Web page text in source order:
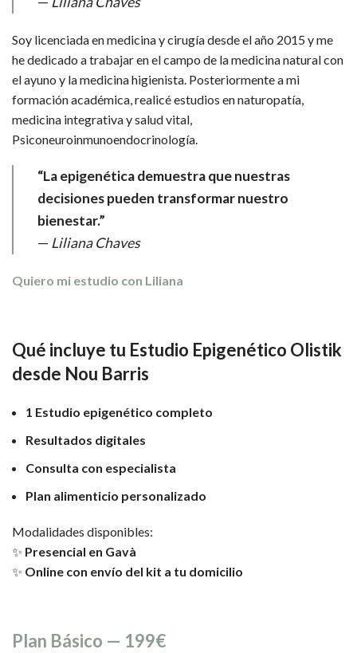
Soy licenciada en medicina y cirugía desde el año 2015 y me
he dedicado a trabajar en el campo de la medicina natural con
el ayuno y la medicina higienista. Posteriormente a mi
formación académica, realicé estudios en naturopatía,
medicina integrativa y salud vital,
Psiconeuroinmunoendocrinología.
“La epigenética demuestra que nuestras
decisiones pueden transformar nuestro
bienestar.”
— Liliana Chaves
Quiero mi estudio con Liliana
Qué incluye tu Estudio Epigenético Olistik
desde Nou Barris
1 Estudio epigenético completo
Resultados digitales
Consulta con especialista
Plan alimenticio personalizado
Modalidades disponibles:
✨ Presencial en Gavà
✨ Online con envío del kit a tu domicilio
Plan Básico — 199€